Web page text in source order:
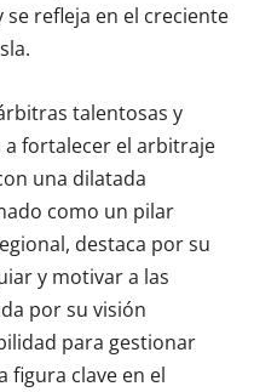
se refleja en el creciente
talentosas y
fortalecer el arbitraje
una dilatada
como un pilar
destaca por su
y motivar a las
por su visión
para gestionar
figura clave en el